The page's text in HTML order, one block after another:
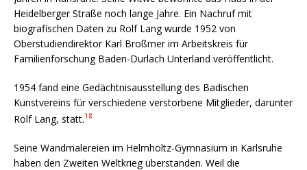
Heidelberger Straße noch lange Jahre. Ein Nachruf mit
biografischen Daten zu Rolf Lang wurde 1952 von
Oberstudiendirektor Karl Broßmer im Arbeitskreis für
Familienforschung Baden-Durlach Unterland veröffentlicht.
1954 fand eine Gedächtnisausstellung des Badischen
Kunstvereins für verschiedene verstorbene Mitglieder, darunter
Rolf Lang, statt.18
Seine Wandmalereien im Helmholtz-Gymnasium in Karlsruhe
haben den Zweiten Weltkrieg überstanden. Weil die